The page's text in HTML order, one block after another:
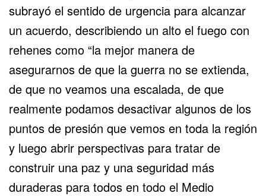
subrayó el sentido de urgencia para alcanzar
un acuerdo, describiendo un alto el fuego con
rehenes como “la mejor manera de
asegurarnos de que la guerra no se extienda,
de que no veamos una escalada, de que
realmente podamos desactivar algunos de los
puntos de presión que vemos en toda la región
y luego abrir perspectivas para tratar de
construir una paz y una seguridad más
duraderas para todos en todo el Medio